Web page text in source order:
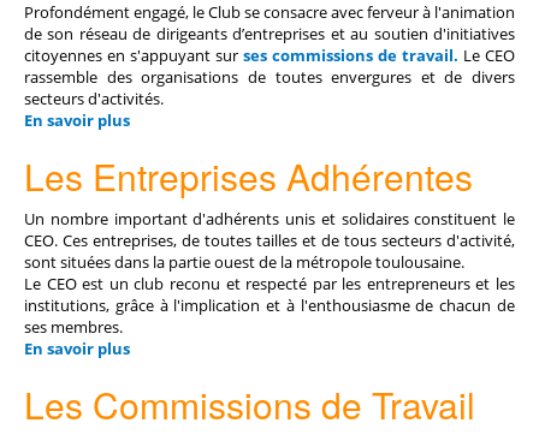
Profondément engagé, le Club se consacre avec ferveur à l'animation
de son réseau de dirigeants d’entreprises et au soutien d'initiatives
citoyennes en s'appuyant sur ses commissions de travail. Le CEO
rassemble des organisations de toutes envergures et de divers
secteurs d'activités.
En savoir plus
Les Entreprises Adhérentes
Un nombre important d'adhérents unis et solidaires constituent le
CEO. Ces entreprises, de toutes tailles et de tous secteurs d'activité,
sont situées dans la partie ouest de la métropole toulousaine.
Le CEO est un club reconu et respecté par les entrepreneurs et les
institutions, grâce à l'implication et à l'enthousiasme de chacun de
ses membres.
En savoir plus
Les Commissions de Travail